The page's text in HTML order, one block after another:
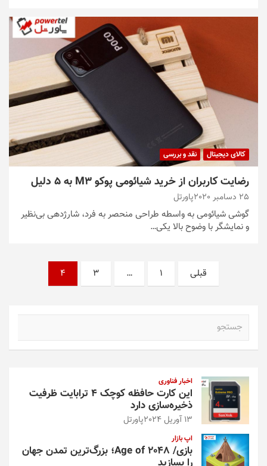
کالای دیجیتال نقد و بررسی
رضایت کاربران از خرید شیائومی پوکو M3 به 5 دلیل
25 دسامبر 2020 پاورتل
گوشی شیائومی به واسطه طراحی منحصر به فرد، شارژدهی بی‌نظیر
و نمایشگر با وضوح بالا یکی…
صفحه‌بندی
نوشته‌ها
قبلی 1
…
3
4
اخبار فناوری
این کارت حافظه کوچک ۴ ترابایت ظرفیت
ذخیره‌سازی دارد
13 آوریل 2024 پاورتل
اپ بازار
بازی/ Age of 2048؛ بزرگ‌ترین تمدن جهان